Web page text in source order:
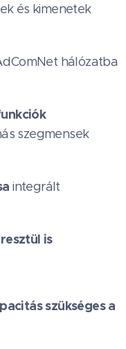
és kimenetek
hálózatba
szegmensek
integrált
is
szükséges a